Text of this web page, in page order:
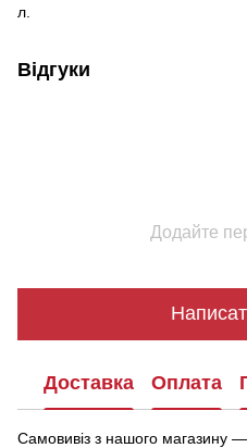
л.
Відгуки
Додайте
Доставка Оплата
Самовивіз з нашого магазину